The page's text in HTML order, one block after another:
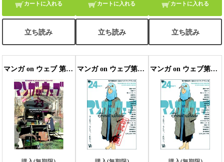
カートに入れる
立ち読み
カートに入れる
立ち読み
カートに入れる
立ち読み
マンガ on ウェブ 第23号 マンガ on ウェブ第24号 無料お試し版 マンガ on ウェブ第24号